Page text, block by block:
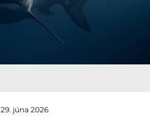
29. júna 2026